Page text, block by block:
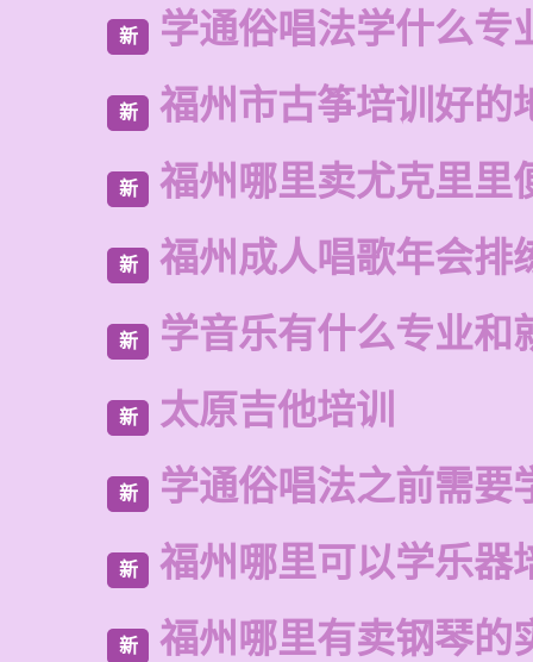
新 学通俗唱法学什么专
新 福州市古筝培训好的
新 福州哪里卖尤克里里
新 福州成人唱歌年会排
新 学音乐有什么专业和
新 太原吉他培训
新 学通俗唱法之前需要
新 福州哪里可以学乐器
新 福州哪里有卖钢琴的